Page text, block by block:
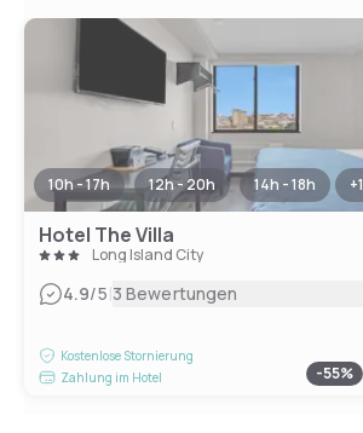
10h - 17h 12h - 20h 14h - 18h +1
Hotel The Villa
Long Island City
4.9/5|3 Bewertungen
Kostenlose Stornierung
Zahlung im Hotel
-55%